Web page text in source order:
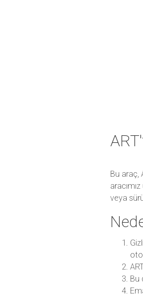
Bu araç,
veya
Bu